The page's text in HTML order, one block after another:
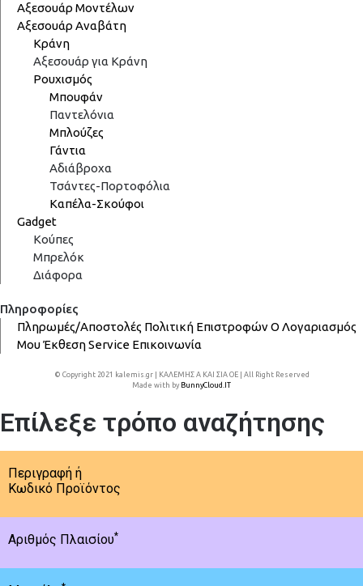
Αξεσουάρ Μοντέλων
Αξεσουάρ Αναβάτη
Κράνη
Αξεσουάρ για Κράνη
Ρουχισμός
Μπουφάν
Παντελόνια
Μπλούζες
Γάντια
Αδιάβροχα
Τσάντες-Πορτοφόλια
Καπέλα-Σκούφοι
Gadget
Κούπες
Μπρελόκ
Διάφορα
Πληροφορίες
Πληρωμές/Αποστολές Πολιτική ΕπιστροφώνΟ Λογαριασμός
ΜουΈκθεσηService Επικοινωνία
© Copyright 2021 kalemis.gr | ΚΑΛΕΜΗΣ Α ΚΑΙ ΣΙΑ ΟΕ | All Right Reserved
Made with by BunnyCloud.IT
Επίλεξε τρόπο αναζήτησης
Περιγραφή ή
Κωδικό Προϊόντος
Αριθμός Πλαισίου*